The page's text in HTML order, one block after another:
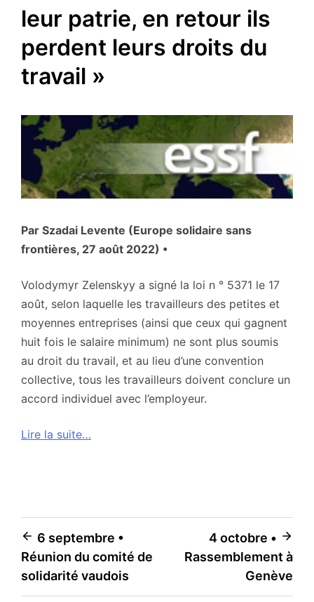
leur patrie, en retour ils
perdent leurs droits du
travail »
Par Szadai Levente (Europe solidaire sans
frontières, 27 août 2022) •
Volodymyr Zelenskyy a signé la loi n ° 5371 le 17
août, selon laquelle les travailleurs des petites et
moyennes entreprises (ainsi que ceux qui gagnent
huit fois le salaire minimum) ne sont plus soumis
au droit du travail, et au lieu d’une convention
collective, tous les travailleurs doivent conclure un
accord individuel avec l’employeur.
Lire la suite…
Navigation
de
l’article
6 septembre •
Réunion du comité de
solidarité vaudois
4 octobre •
Rassemblement à
Genève